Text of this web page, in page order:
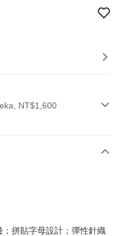
NT$1,600
拼貼字母設計；彈性針織